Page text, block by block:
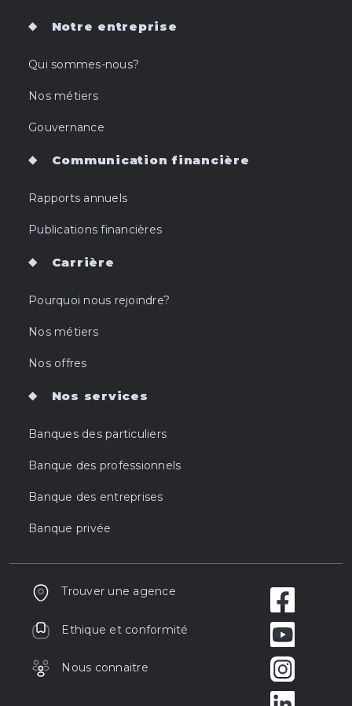
Notre entreprise
Qui sommes-nous?
Nos métiers
Gouvernance
Communication financière
Rapports annuels
Publications financières
Carrière
Pourquoi nous rejoindre?
Nos métiers
Nos offres
Nos services
Banques des particuliers
Banque des professionnels
Banque des entreprises
Banque privée
Trouver une agence
Ethique et conformité
Nous connaitre